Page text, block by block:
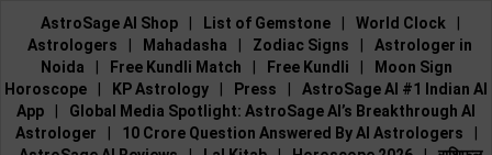
AstroSage AI Shop List of Gemstone World Clock
Astrologers
Mahadasha Zodiac Signs
Astrologer in
Noida
Free Kundli Match Free Kundli
Moon Sign
Horoscope
KP Astrology Press
AstroSage AI #1 Indian AI
App
Global Media Spotlight: AstroSage AI’s Breakthrough AI
Astrologer
10 Crore Question Answered By AI Astrologers